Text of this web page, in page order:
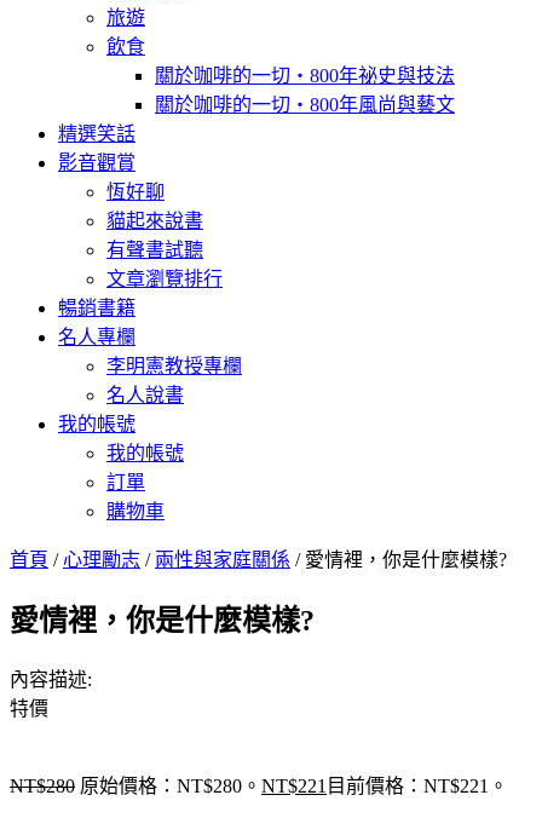
旅遊
飲食
關於咖啡的一切‧800年祕史與技法
關於咖啡的一切‧800年風尚與藝文
精選笑話
影音觀賞
恆好聊
貓起來說書
有聲書試聽
文章瀏覽排行
暢銷書籍
名人專欄
李明憲教授專欄
名人說書
我的帳號
我的帳號
訂單
購物車
首頁 /心理勵志 / 兩性與家庭關係 / 愛情裡，你是什麼模樣?
愛情裡，你是什麼模樣?
內容描述:
特價
NT$280 原始價格：NT$280。 NT$221 目前價格：NT$221。